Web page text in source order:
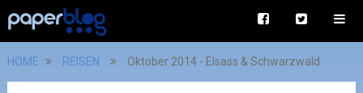
HOME REISEN Oktober 2014 - Elsass & Schwarzwald